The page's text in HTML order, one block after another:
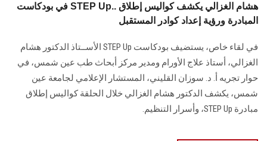
في بودكاست STEP Up.. هشام الغزالي يكشف كواليس إطلاق
المبادرة ورؤية إعداد كوادر المستقبل
في لقاء خاص، يستضيف بودكاست STEP Up الأســتاذ الدكتور هشام
الغزالي، أستاذ علاج الأورام ومدير مركز أبحاث طب عين شمس، في
حوار تجريه أ. د. سوزان القليني، المستشار الإعلامي لجامعة عين
شمس، يكشف الدكتور هشام الغزالي خلال الحلقة كواليس إطلاق
مبادرة STEP Up، وأسرار التنظيم.